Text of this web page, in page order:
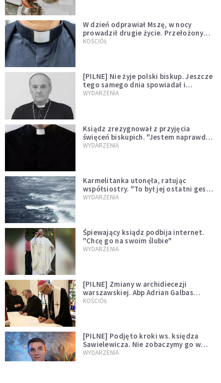
W dzień odprawiał Mszę, w nocy
prowadził drugie życie. Przełożony
kazał mu opuścić zakon
KOŚCIÓŁ
[PILNE] Nie żyje polski biskup. Jeszcze
tego samego dnia spowiadał i
sprawował Mszę świętą
WYDARZENIA
Ksiądz zrezygnował z przyjęcia
święceń biskupich. "Jestem naprawdę
niegodny"
WYDARZENIA
Karmelitanka utonęła, ratując
współsiostry. "To był jej ostatni gest
miłości"
WYDARZENIA
Śpiewający ksiądz podbija internet.
"Chcę go na swoim ślubie"
WYDARZENIA
[PILNE] Zmiany w archidiecezji
warszawskiej. Abp Adrian Galbas
wręczył dekrety nowym proboszczom
KOŚCIÓŁ
[PILNE] Podjęto kroki ws. księdza
Sawielewicza. Nie zobaczymy go w
mediach
WYDARZENIA